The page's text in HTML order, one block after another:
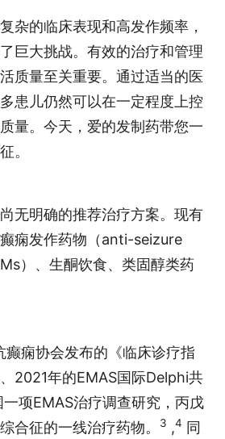
杂的临床表现和高发作频率，
巨大挑战。有效的治疗和管理
质量至关重要。通过适当的医
患儿仍然可以在一定程度上控
量。今天，爱的发制药带您一
。
无明确的推荐治疗方案。现有
痫发作药物（anti-seizure
）、生酮饮食、类固醇类药
痫协会发布的《临床诊疗指
2021年的EMAS国际Delphi共
项EMAS治疗调查研究，丙戊
合征的一线治疗药物。
3 ,4 同